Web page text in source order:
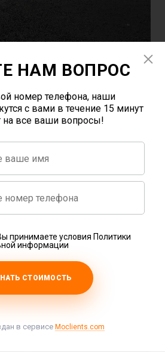
НАМ ВОПРОС
номер телефона, наши
с вами в течение 15 минут
на все ваши вопросы!
принимаете условия Политики
информации
СТОИМОСТЬ
в сервисе Moclients.com